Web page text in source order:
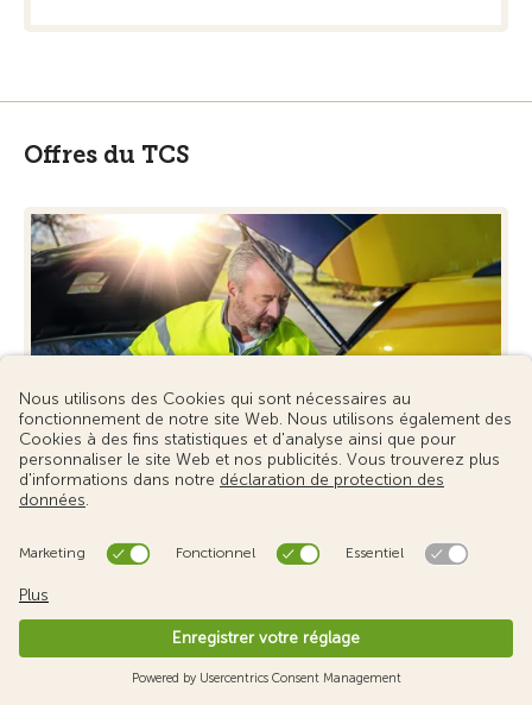
Offres du TCS
Les prestations du sociétariat TCS
En savoir plus